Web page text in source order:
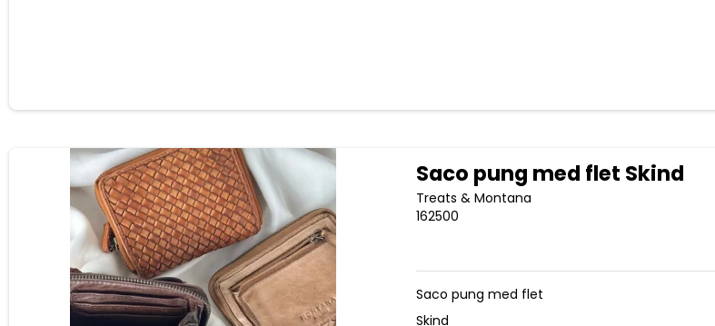
Saco pung med flet Skind
Treats & Montana
162500
Saco pung med flet
Skind